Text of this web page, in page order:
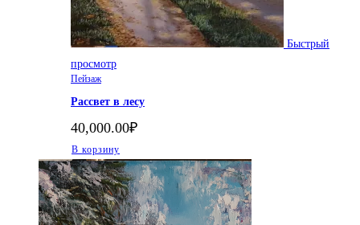
Быстрый
просмотр
Пейзаж
Рассвет в лесу
40,000.00₽
В корзину